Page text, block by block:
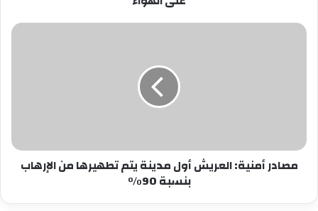
مصادر
الإرهاب
بنسبة
مصادر أمنية: العريش أول مدينة يتم تطهيرها من الإرهاب
بنسبة 90%